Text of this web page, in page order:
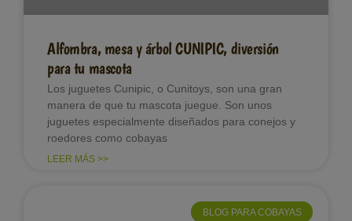
Alfombra, mesa y árbol CUNIPIC, diversión
para tu mascota
Los juguetes Cunipic, o Cunitoys, son una gran
manera de que tu mascota juegue. Son unos
juguetes especialmente diseñados para conejos y
roedores como cobayas
LEER MÁS >>
BLOG PARA COBAYAS